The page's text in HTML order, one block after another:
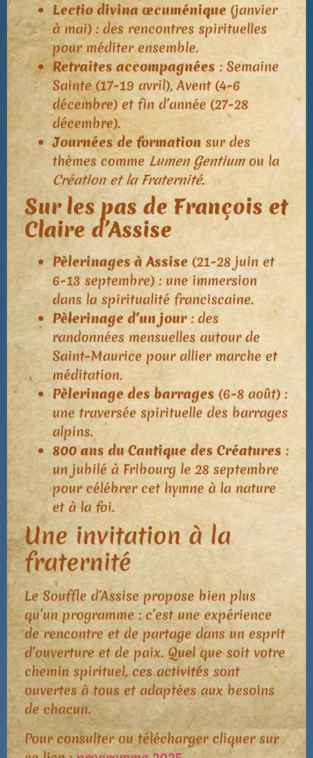
Lectio divina œcuménique (janvier
à mai) : des rencontres spirituelles
pour méditer ensemble.
Retraites accompagnées : Semaine
Sainte (17-19 avril), Avent (4-6
décembre) et fin d’année (27-28
décembre).
Journées de formation sur des
thèmes comme Lumen Gentiumou la
Création et la Fraternité.
Sur les pas de François et
Claire d’Assise
Pèlerinages à Assise (21-28 juin et
6-13 septembre) : une immersion
dans la spiritualité franciscaine.
Pèlerinage d’un jour: des
randonnées mensuelles autour de
Saint-Maurice pour allier marche et
méditation.
Pèlerinage des barrages (6-8 août) :
une traversée spirituelle des barrages
alpins.
800 ans du Cantique des Créatures :
un jubilé à Fribourg le 28 septembre
pour célébrer cet hymne à la nature
et à la foi.
Une invitation à la
fraternité
Le Souffle d’Assise propose bien plus
qu’un programme : c’est une expérience
de rencontre et de partage dans un esprit
d’ouverture et de paix. Quel que soit votre
chemin spirituel, ces activités sont
ouvertes à tous et adaptées aux besoins
de chacun.
Pour consulter ou télécharger cliquer sur